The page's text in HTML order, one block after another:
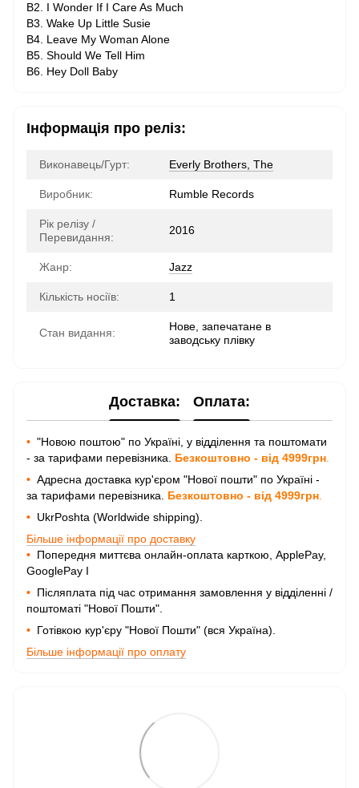
B2. I Wonder If I Care As Much
B3. Wake Up Little Susie
B4. Leave My Woman Alone
B5. Should We Tell Him
B6. Hey Doll Baby
Інформація про реліз:
Виконавець/Гурт: Everly Brothers, The
Виробник: Rumble Records
Рік релізу /
Перевидання:
2016
Жанр: Jazz
Кількість носіїв: 1
Стан видання:
Нове, запечатане в
заводську плівку
Доставка: Оплата:
• "Новою поштою" по Україні, у відділення та поштомати
- за тарифами перевізника. Безкоштовно - від 4999грн
• Адресна доставка кур'єром "Нової пошти" по Україні -
за тарифами перевізника. Безкоштовно - від 4999грн
• UkrPoshta (Worldwide shipping).
Більше інформації про доставку
• Попередня миттєва онлайн-оплата карткою, ApplePay,
GooglePay I
• Післяплата під час отримання замовлення у відділенні /
поштоматі "Нової Пошти".
• Готівкою кур'єру "Нової Пошти" (вся Україна).
Більше інформації про оплату